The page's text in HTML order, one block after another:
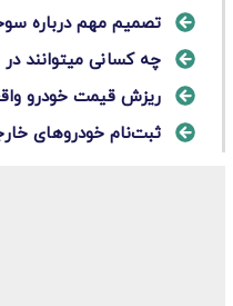
تصمیم مهم درباره
چه کسانی میتوانند
ریزش قیمت‌ خودرو
ثبت‌نام خودروهای